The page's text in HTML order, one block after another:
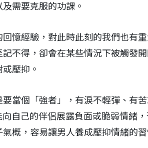
需要克服的功課。
憶經驗，對此時此刻的我們也有
不得，卻會在某些情況下被觸發
壓抑。
當個「強者」，有淚不輕彈、有
自己的伴侶展露負面或脆弱情緒
概，容易讓男人養成壓抑情緒的